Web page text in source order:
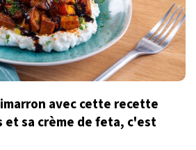
avec cette recette
et sa crème de feta, c'est